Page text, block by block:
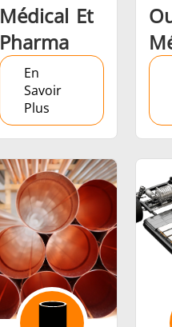
Médical Et
Pharma
En
Savoir
Plus